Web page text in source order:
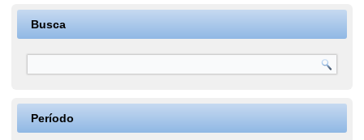
Busca
Período